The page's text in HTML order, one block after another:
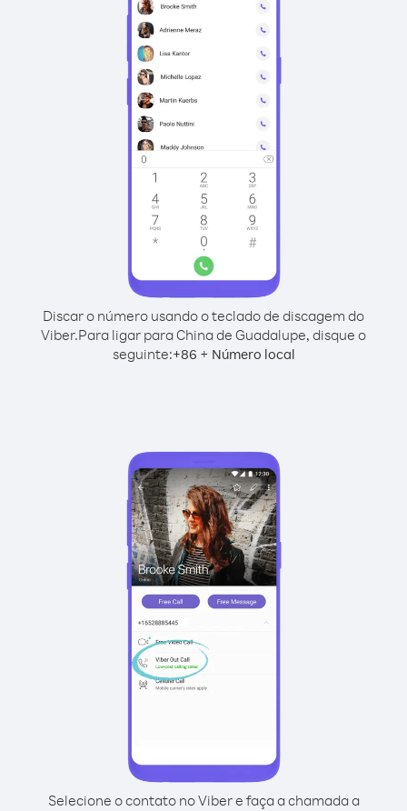
Discar o número usando o teclado de discagem do
Viber.Para ligar para China de Guadalupe, disque o
seguinte:+86 + Número local
Selecione o contato no Viber e faça a chamada a